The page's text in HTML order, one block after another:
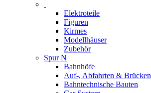
Elektroteile
Figuren
Kirmes
Modellhäuser
Zubehör
Spur N
Bahnhöfe
Auf-, Abfahrten & Brücken
Bahntechnische Bauten